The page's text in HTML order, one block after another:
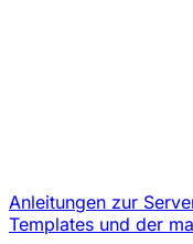
Anleitungen zur
Templates und der